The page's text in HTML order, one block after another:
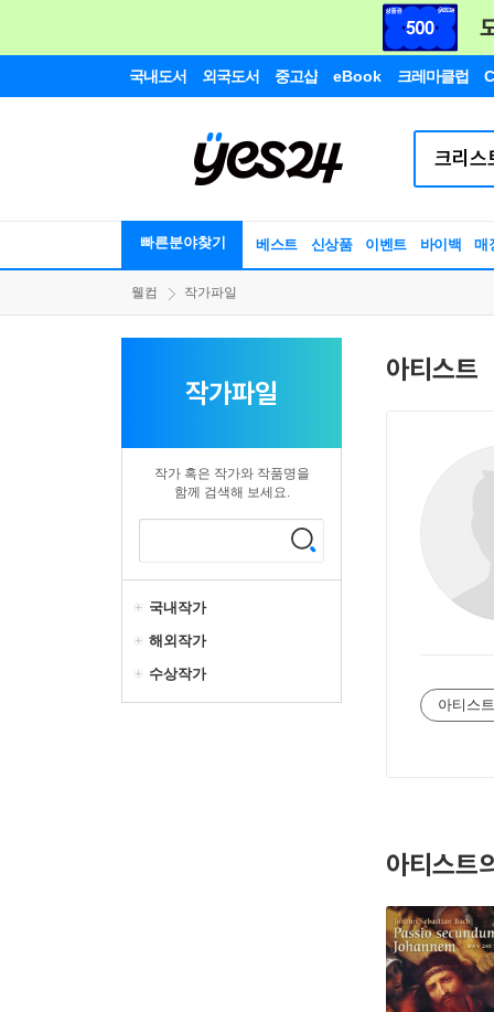
국내도서 외국도서 중고샵 eBook 크레마클럽
빠른분야찾기 베스트 신상품 이벤트 바이백 매
웰컴 작가파일
작가파일
작가 혹은 작가와 작품명을
함께 검색해 보세요.
국내작가
해외작가
수상작가
아티스트
아티스
아티스트